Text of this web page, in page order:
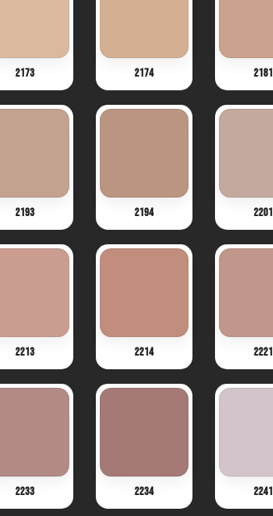
2173 2174 2181
2193 2194 2201
2213 2214 2221
2233 2234 2241